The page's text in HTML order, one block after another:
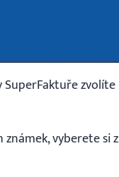
SuperFaktuře zvolíte
vyberete si z